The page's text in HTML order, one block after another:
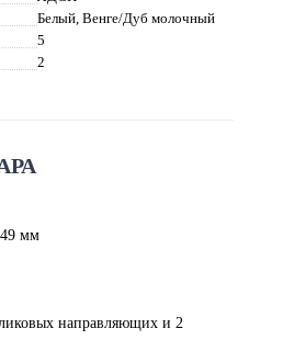
Белый, Венге/Дуб молочный
5
2
мм
направляющих и 2